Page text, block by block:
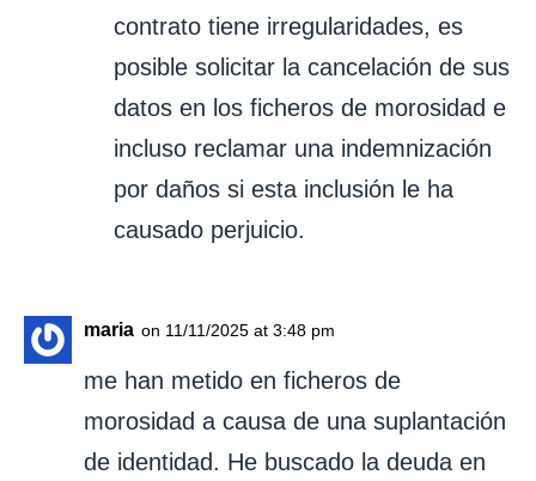
contrato tiene irregularidades, es
posible solicitar la cancelación de sus
datos en los ficheros de morosidad e
incluso reclamar una indemnización
por daños si esta inclusión le ha
causado perjuicio.
maria on 11/11/2025 at 3:48 pm
me han metido en ficheros de
morosidad a causa de una suplantación
de identidad. He buscado la deuda en